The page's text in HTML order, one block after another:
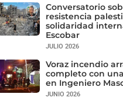
Conversatorio
resistencia
solidaridad
Escobar
JULIO 2026
Voraz incendio
completo con
en Ingeniero
JUNIO 2026